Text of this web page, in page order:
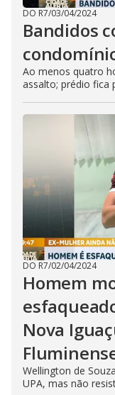
DO R7/03/04/2024
Bandidos
Ao menos quatro
assalto; prédio fica
DO R7/02/04/2024
Homem
Nova
Wellington de
UPA, mas não